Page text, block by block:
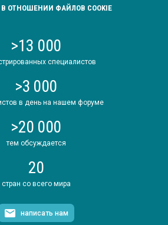
ОТНОШЕНИИ ФАЙЛОВ COOKIE
>13 000
специалистов
>3 000
в день на нашем форуме
>20 000
тем обсуждается
20
стран со всего мира
написать нам